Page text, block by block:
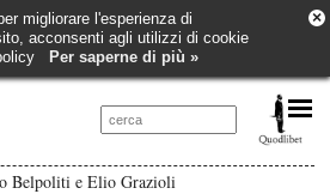
migliorare l'esperienza di
acconsenti agli utilizzi di cookie
Per saperne di più »
×
Belpoliti e Elio Grazioli